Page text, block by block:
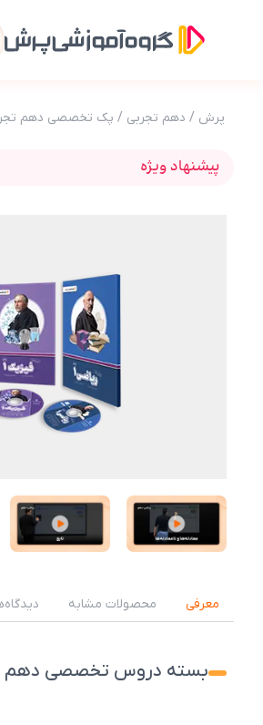
پرش / دهم تجربی / پک تخصصی دهم
پیشنهاد ویژه
معرفی محصولات مشابه
بسته دروس تخصصی دهم